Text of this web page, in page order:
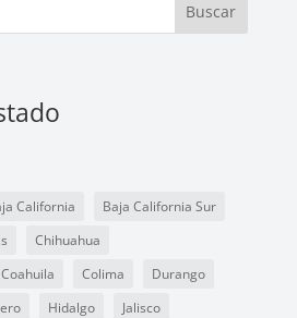
Buscar
California
Baja California Sur
Chihuahua
Coahuila Colima
Durango
Hidalgo
Jalisco